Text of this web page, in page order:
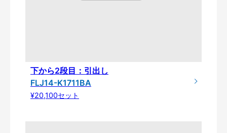
下から2段目：引出し
FLJ14-K1711BA
¥20,100セット